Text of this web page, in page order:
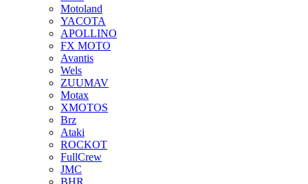
Motoland
YACOTA
APOLLINO
FX MOTO
Avantis
Wels
ZUUMAV
Motax
XMOTOS
Brz
Ataki
ROCKOT
FullCrew
JMC
BHR